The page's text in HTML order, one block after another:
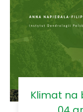
Klimat na